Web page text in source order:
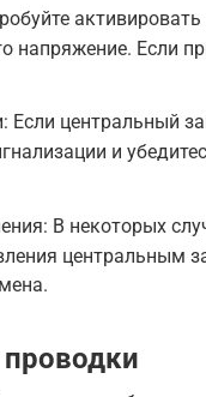
напряжение. Если
Если центральный
и
В некоторых
центральным